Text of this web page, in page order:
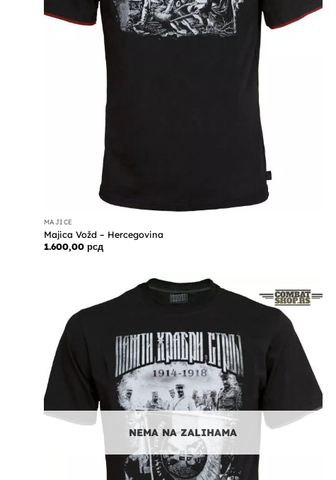
MAJICE
Majica Vožd – Hercegovina
1.600,00 рсд
NEMA NA ZALIHAMA